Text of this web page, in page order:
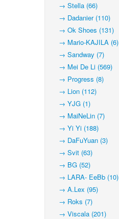
→ Stella (66)
→ Dadanier (110)
→ Ok Shoes (131)
→ Mario-KAJILA (6)
→ Sandway (7)
→ Mei De Li (569)
→ Progress (8)
→ Lion (112)
→ YJG (1)
→ MaiNeLin (7)
→ Yi Yi (188)
→ DaFuYuan (3)
→ Svit (63)
→ BG (52)
→ LARA- EeBb (10)
→ A.Lex (95)
→ Roks (7)
→ Viscala (201)